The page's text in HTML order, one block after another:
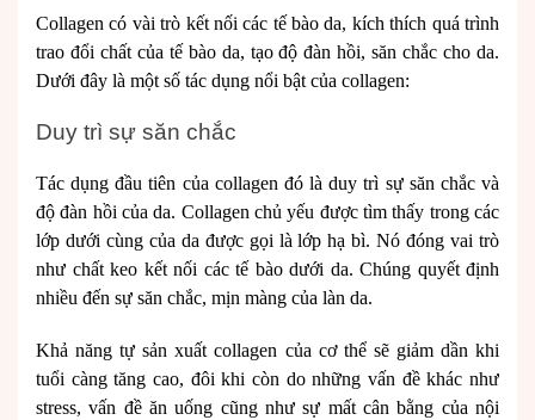
Collagen có vài trò kết nối các tế bào da, kích thích quá trình
trao đổi chất của tế bào da, tạo độ đàn hồi, săn chắc cho da.
Dưới đây là một số tác dụng nổi bật của collagen:
Duy trì sự săn chắc
Tác dụng đầu tiên của collagen đó là duy trì sự săn chắc và
độ đàn hồi của da. Collagen chủ yếu được tìm thấy trong các
lớp dưới cùng của da được gọi là lớp hạ bì. Nó đóng vai trò
như chất keo kết nối các tế bào dưới da. Chúng quyết định
nhiều đến sự săn chắc, mịn màng của làn da.
Khả năng tự sản xuất collagen của cơ thể sẽ giảm dần khi
tuổi càng tăng cao, đôi khi còn do những vấn đề khác như
stress, vấn đề ăn uống cũng như sự mất cân bằng của nội